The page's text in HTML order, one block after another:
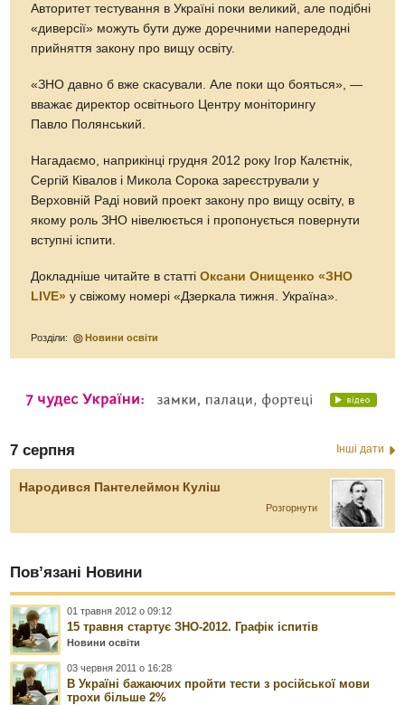
Авторитет тестування в Україні поки великий, але подібні
«диверсії» можуть бути дуже доречними напередодні
прийняття закону про вищу освіту.
«ЗНО давно б вже скасували. Але поки що бояться», —
вважає директор освітнього Центру моніторингу
Павло Полянський.
Нагадаємо, наприкінці грудня 2012 року Ігор Калєтнік,
Сергій Ківалов і Микола Сорока зареєстрували у
Верховній Раді новий проект закону про вищу освіту, в
якому роль ЗНО нівелюється і пропонується повернути
вступні іспити.
Докладніше читайте в статтіОксани Онищенко «ЗНО
LIVE» у свіжому номері «Дзеркала тижня. Україна».
Розділи: Новини освіти
7 серпня Інші дати
Народився Пантелеймон Куліш
Розгорнути
Пов’язані Новини
01 травня 2012 о 09:12
15 травня стартує ЗНО-2012. Графік іспитів
Новини освіти
03 червня 2011 о 16:28
В Україні бажаючих пройти тести з російської мови
трохи більше 2%